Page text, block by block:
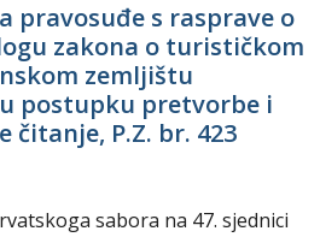
pravosuđe s rasprave o
zakona o turističkom
zemljištu
postupku pretvorbe i
čitanje, P.Z. br. 423
sabora na 47. sjednici